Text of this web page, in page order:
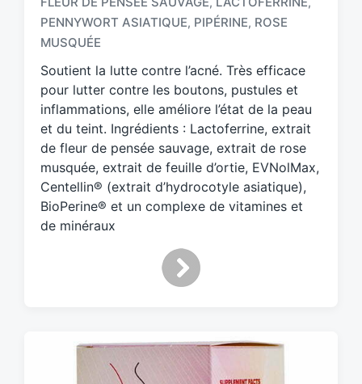
T
a
g
e
d
w
h
PENNYWORT ASIATIQUE, PIPÉRINE, ROSE
MUSQUÉE
Soutient la lutte contre l’acné. Très efficace
pour lutter contre les boutons, pustules et
inflammations, elle améliore l’état de la peau
et du teint. Ingrédients : Lactoferrine, extrait
de fleur de pensée sauvage, extrait de rose
musquée, extrait de feuille d’ortie, EVNolMax,
Centellin® (extrait d’hydrocotyle asiatique),
BioPerine® et un complexe de vitamines et
de minéraux